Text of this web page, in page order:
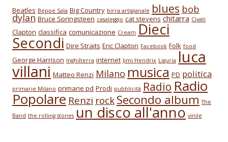
Beatles Beppe Sala Big Country birra artigianale blues bob
dylan Bruce Springsteen casaleggio cat stevens chitarra Civati
Clapton classifica comunicazione Cream Dieci
Secondi Dire Straits Eric Clapton Facebook Folk food
George Harrison Inghilterra internet Jimi Hendrix Liguria luca
villani Matteo Renzi Milano musica PD politica
primarie Milano primarie pd Prodi pubblicità Radio Radio
Popolare Renzi rockSecondo album The
Band the rolling stones un disco all'anno vinile